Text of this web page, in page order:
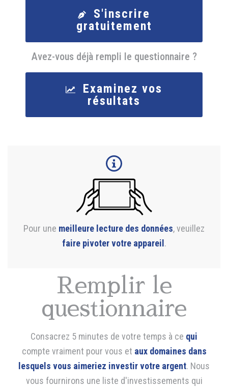
S'inscrire
gratuitement
Avez-vous déjà rempli le questionnaire ?
Examinez vos
résultats
Pour une meilleure lecture des données, veuillez
faire pivoter votre appareil .
Remplir le
questionnaire
Consacrez 5 minutes de votre temps à ce qui
compte vraiment pour vous et aux domaines dans
lesquels vous aimeriez investir votre argent. Nous
vous fournirons une liste d'investissements qui